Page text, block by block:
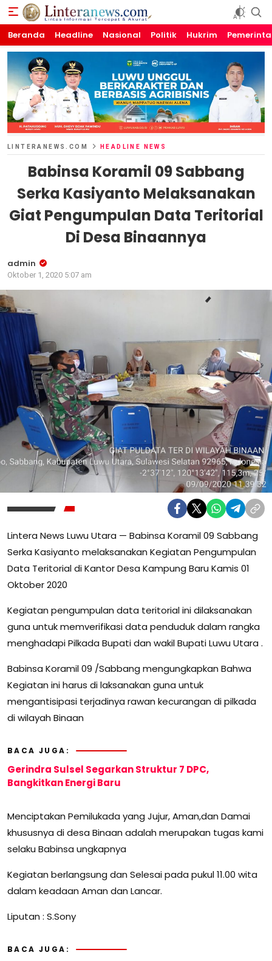
Linteranews.com
Lintas Informasi Tercepat dan Akurat
Beranda Headline Nasional Politik Hukrim
LINTERANEWS.COM HEADLINE NEWS
Babinsa Koramil 09 Sabbang
Serka Kasiyanto Melaksanakan
Giat Pengumpulan Data Teritorial
Di Desa Binaannya
admin
Oktober 1, 2020 5:07 am
Lintera News Luwu Utara — Babinsa Koramil 09 Sabbang
Serka Kasiyanto melaksanakan Kegiatan Pengumpulan
Data Teritorial di Kantor Desa Kampung Baru Kamis 01
Oktober 2020
Kegiatan pengumpulan data teritorial ini dilaksanakan
guna untuk memverifikasi data penduduk dalam rangka
menghadapi Pilkada Bupati dan wakil Bupati Luwu Utara .
Babinsa Koramil 09 /Sabbang mengungkapkan Bahwa
Kegiatan ini harus di laksanakan guna untuk
mengantisipasi terjadinya rawan kecurangan di pilkada
di wilayah Binaan
BACA JUGA:
Gerindra Sulsel Segarkan Struktur 7 DPC,
Bangkitkan Energi Baru
Menciptakan Pemilukada yang Jujur, Aman,dan Damai
khususnya di desa Binaan adalah merupakan tugas kami
selaku Babinsa ungkapnya
Kegiatan berlangsung dan Selesai pada pukul 11.00 wita
dalam keadaan Aman dan Lancar.
Liputan : S.Sony
BACA JUGA: